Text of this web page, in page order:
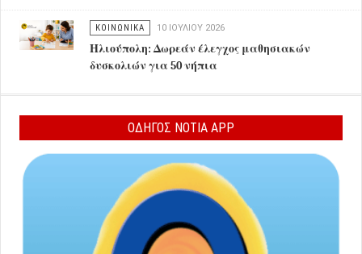
ΚΟΙΝΩΝΙΚΑ 10 ΙΟΥΛΊΟΥ 2026
Ηλιούπολη: Δωρεάν έλεγχος μαθησιακών
δυσκολιών για 50 νήπια
ΟΔΗΓΟΣ ΝΟΤΙΑ APP